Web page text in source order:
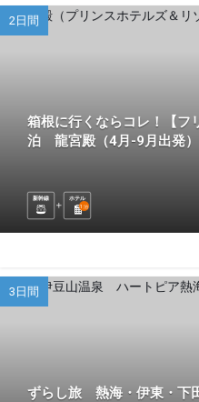
2日間
箱根に行くならコレ！【フ
泊 龍宮殿（4月-9月出発）
新幹線
ホテル
1 泊
3日間
ずらし旅 熱海・伊東・下